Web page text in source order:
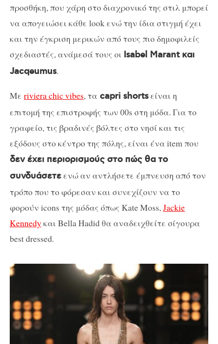
προσθήκη, που χάρη στο διαχρονικό της στιλ μπορεί
να απογειώσει κάθε look ενώ την ίδια στιγμή έχει
και την έγκριση μερικών από τους πιο δημοφιλείς
σχεδιαστές, ανάμεσά τους οι Isabel Marant και
Jacqeumus.
Με riviera chic vibes, τα capri shortsείναι η
επιτομή της επιστροφής των 00s στη μόδα. Για το
γραφείο, τις βραδινές βόλτες στο νησί και τις
εξόδους στο κέντρο της πόλης, είναι ένα item που
δεν έχει περιορισμούς στο πώς θα το
συνδυάσετεενώ αν αντλήσετε έμπνευση από τον
τρόπο που το φόρεσαν και συνεχίζουν να το
φορούν icons της μόδας όπως Kate Moss,Jackie
Kennedyκαι Bella Hadid θα αναδειχθείτε σίγουρα
best dressed.